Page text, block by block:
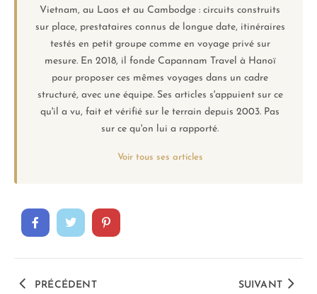
Vietnam, au Laos et au Cambodge : circuits construits
sur place, prestataires connus de longue date, itinéraires
testés en petit groupe comme en voyage privé sur
mesure. En 2018, il fonde Capannam Travel à Hanoï
pour proposer ces mêmes voyages dans un cadre
structuré, avec une équipe. Ses articles s'appuient sur ce
qu'il a vu, fait et vérifié sur le terrain depuis 2003. Pas
sur ce qu'on lui a rapporté.
Voir tous ses articles
PRÉCÉDENT SUIVANT